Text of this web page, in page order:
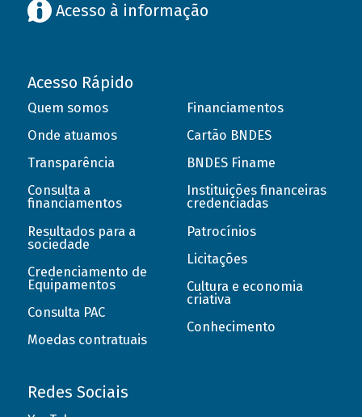
Acesso à informação
Acesso Rápido
Quem somos
Onde atuamos
Transparência
Consulta a
financiamentos
Resultados para a
sociedade
Credenciamento de
Equipamentos
Consulta PAC
Moedas contratuais
Financiamentos
Cartão BNDES
BNDES Finame
Instituições financeiras
credenciadas
Patrocínios
Licitações
Cultura e economia
criativa
Conhecimento
Redes Sociais